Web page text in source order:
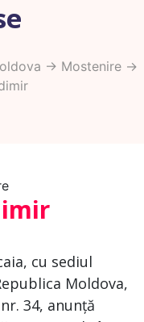
-> Mostenire->
cu sediul
Moldova,
34, anunță